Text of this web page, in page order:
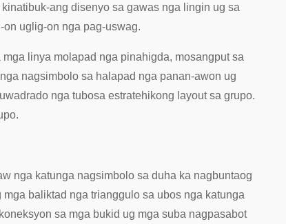
ang disenyo sa gawas nga lingin ug sa
on ug lig-on nga pag-uswag.
linya molapad nga pinahigda, mosangput sa
nagsimbolo sa halapad nga panan-awon ug
nga tubosa estratehikong layout sa grupo.
nga katunga nagsimbolo sa duha ka nagbuntaog
mga baliktad nga trianggulo sa ubos nga katunga
sa mga bukid ug mga suba nagpasabot